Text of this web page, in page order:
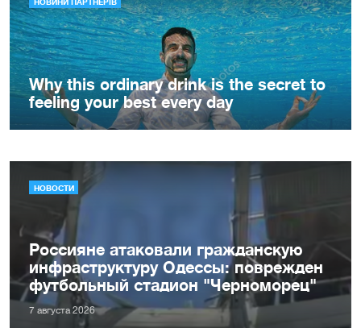
НОВОСТИ
Россияне атаковали гражданскую
инфраструктуру Одессы: поврежден
футбольный стадион "Черноморец"
7 августа 2026